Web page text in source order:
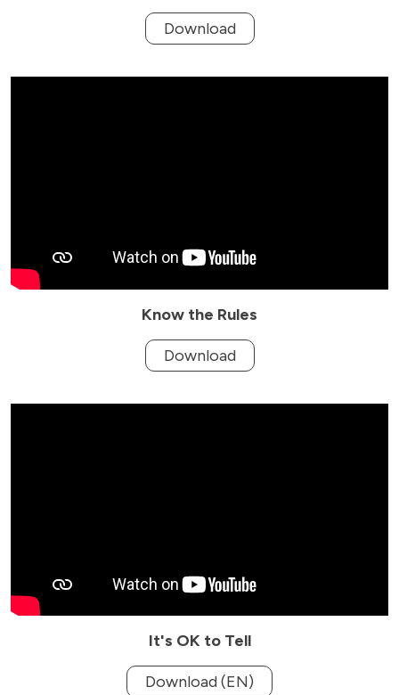
Download
Know the Rules
Download
It's OK to Tell
Download (EN)